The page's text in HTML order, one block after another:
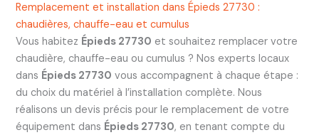
Remplacement et installation dans Épieds 27730 :
chaudières, chauffe-eau et cumulus
Vous habitez Épieds 27730 et souhaitez remplacer votre
chaudière, chauffe-eau ou cumulus ? Nos experts locaux
dans Épieds 27730 vous accompagnent à chaque étape :
du choix du matériel à l’installation complète. Nous
réalisons un devis précis pour le remplacement de votre
équipement dans Épieds 27730, en tenant compte du